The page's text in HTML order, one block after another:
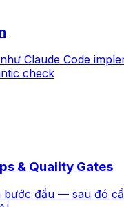
Claude Code
check
& Quality Gates
bước đầu — sau đó